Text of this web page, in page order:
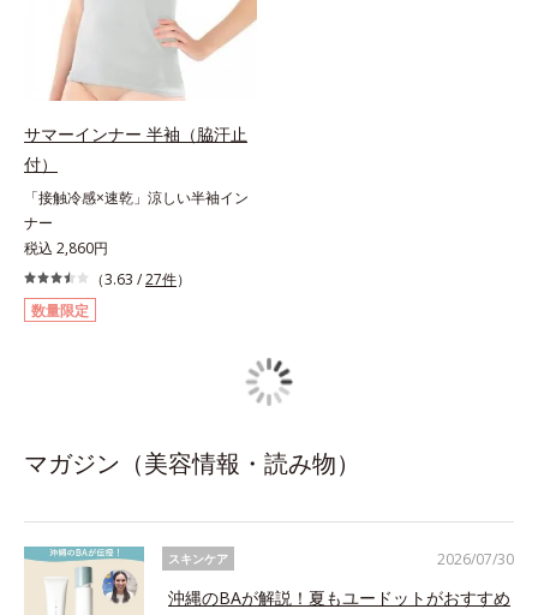
サマーインナー 半袖（脇汗止
付）
「接触冷感×速乾」涼しい半袖イン
ナー
税込 2,860円
（3.63 /27件）
数量限定
マガジン（美容情報・読み物）
スキンケア
沖縄のBAが解説！夏もユードットがおすすめ
2026/07/30